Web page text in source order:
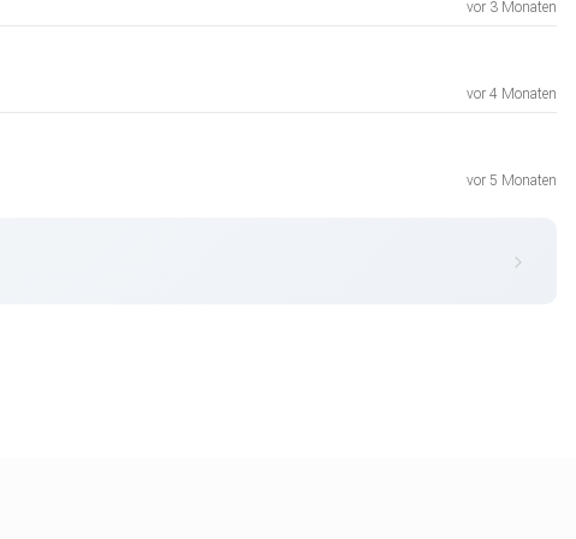
vor 3 Monaten
vor 4 Monaten
vor 5 Monaten